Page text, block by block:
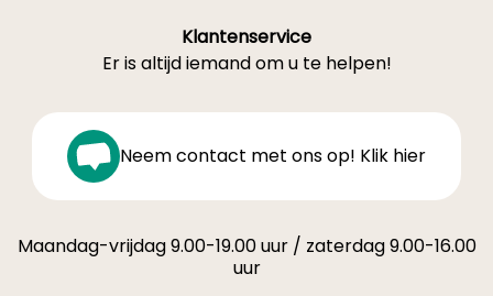
Klantenservice
Er is altijd iemand om u te helpen!
Neem contact met ons op! Klik hier
Maandag-vrijdag 9.00-19.00 uur / zaterdag 9.00-16.00
uur